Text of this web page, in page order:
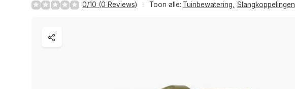
0/10 (0 Reviews) Toon alle: Tuinbewatering, Slangkoppelingen